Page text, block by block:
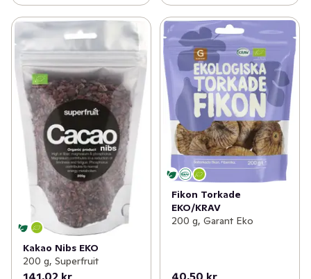
Kakao Nibs EKO
200 g, Superfruit
141,02 kr
Fikon Torkade
EKO/KRAV
200 g, Garant Eko
40,50 kr